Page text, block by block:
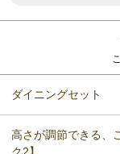
ダイニングセット
高さが調節できる、
ク2】